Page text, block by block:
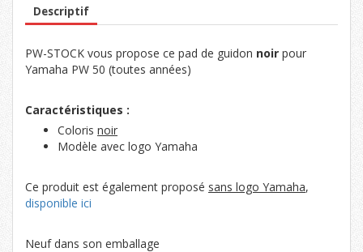
Descriptif
PW-STOCK vous propose ce pad de guidon noir pour
Yamaha PW 50 (toutes années)
Caractéristiques :
Coloris noir
Modèle avec logo Yamaha
Ce produit est également proposé sans logo Yamaha,
disponible ici
Neuf dans son emballage